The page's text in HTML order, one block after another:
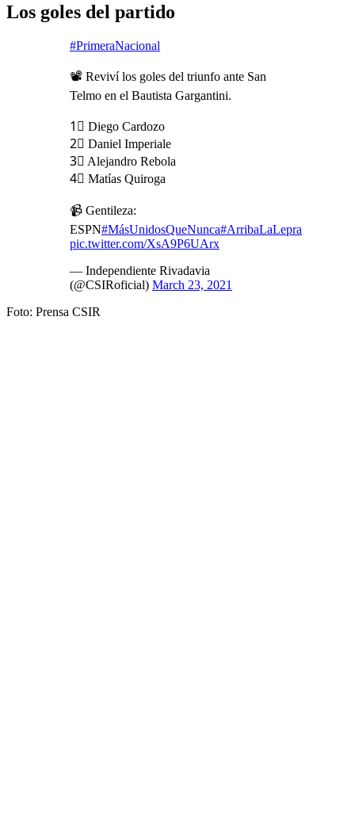
Los goles del partido
#PrimeraNacional
📽️ Reviví los goles del triunfo ante San
Telmo en el Bautista Gargantini.
1⃣ Diego Cardozo
2⃣ Daniel Imperiale
3⃣ Alejandro Rebola
4⃣ Matías Quiroga
📹 Gentileza:
ESPN#MásUnidosQueNunca#ArribaLaLepra
pic.twitter.com/XsA9P6UArx
— Independiente Rivadavia
(@CSIRoficial) March 23, 2021
Foto: Prensa CSIR